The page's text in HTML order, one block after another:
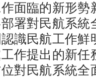
面臨的新形勢
署對民航系統
識民航工作鮮
作提出的新任
對民航系統全